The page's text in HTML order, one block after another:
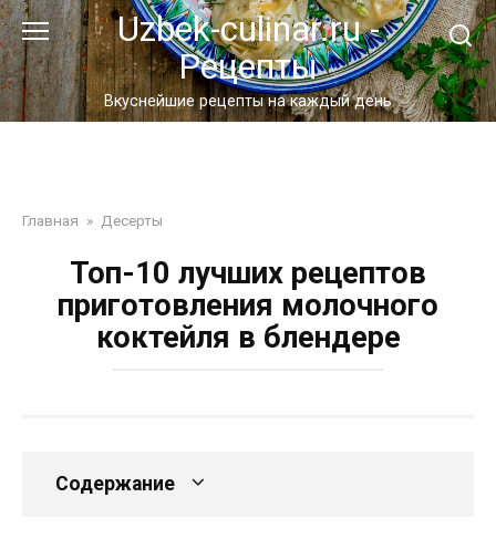
Перейти
к
контенту
Uzbek-culinar.ru -
Рецепты
Вкуснейшие рецепты на каждый день
Главная » Десерты
Топ-10 лучших рецептов
приготовления молочного
коктейля в блендере
Содержание